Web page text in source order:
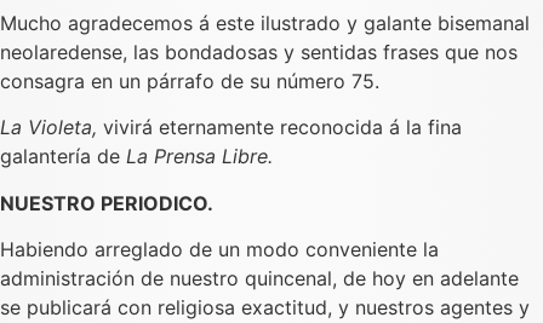
Mucho agradecemos á este ilustrado y galante bisemanal
neolaredense, las bondadosas y sentidas frases que nos
consagra en un párrafo de su número 75.
La Violeta, vivirá eternamente reconocida á la fina
galantería de La Prensa Libre.
NUESTRO PERIODICO.
Habiendo arreglado de un modo conveniente la
administración de nuestro quincenal, de hoy en adelante
se publicará con religiosa exactitud, y nuestros agentes y